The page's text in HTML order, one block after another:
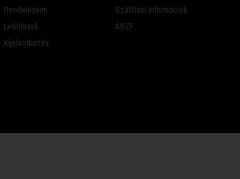
Rendeléseim
Letöltések
Kijelentkezés
Szállítási Információk
ÁSZF